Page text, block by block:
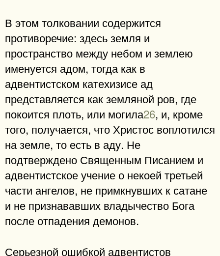
В этом толковании содержится
противоречие: здесь земля и
пространство между небом и землею
именуется адом, тогда как в
адвентистском катехизисе ад
представляется как земляной ров, где
покоится плоть, или могила26, и, кроме
того, получается, что Христос воплотился
на земле, то есть в аду. Не
подтверждено Священным Писанием и
адвентистское учение о некоей третьей
части ангелов, не примкнувших к сатане
и не признававших владычество Бога
после отпадения демонов.
Серьезной ошибкой адвентистов